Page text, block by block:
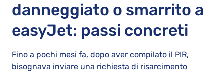
danneggiato o smarrito a
easyJet: passi concreti
Fino a pochi mesi fa, dopo aver compilato il PIR,
bisognava inviare una richiesta di risarcimento